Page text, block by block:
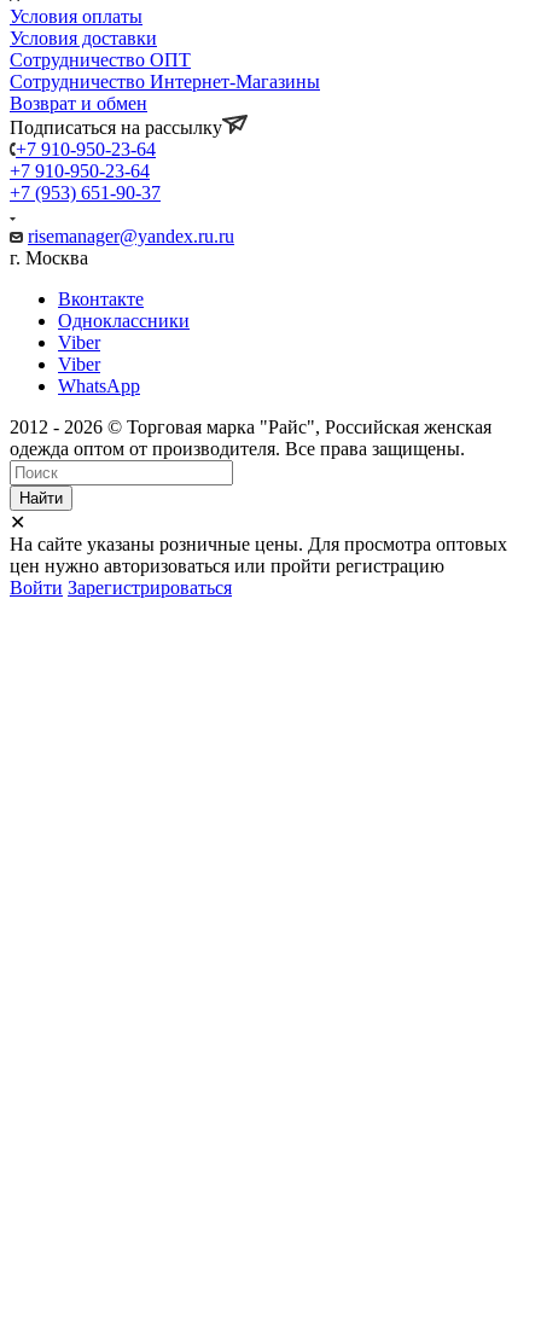
Условия оплаты
Условия доставки
Сотрудничество ОПТ
Сотрудничество Интернет-Магазины
Возврат и обмен
Подписаться на рассылку
+7 910-950-23-64
+7 910-950-23-64
+7 (953) 651-90-37
risemanager@yandex.ru.ru
г. Москва
Вконтакте
Одноклассники
Viber
Viber
WhatsApp
2012 - 2026 © Торговая марка "Райс", Российская женская
одежда оптом от производителя. Все права защищены.
Найти
✕
На сайте указаны розничные цены. Для просмотра оптовых
цен нужно авторизоваться или пройти регистрацию
Войти Зарегистрироваться